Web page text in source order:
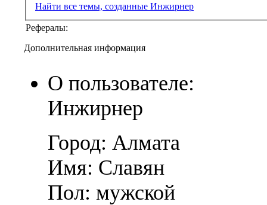
Найти все темы, созданные Инжирнер
Рефералы:
Дополнительная информация
О пользователе:
Инжирнер
Город: Алмата
Имя: Славян
Пол: мужской